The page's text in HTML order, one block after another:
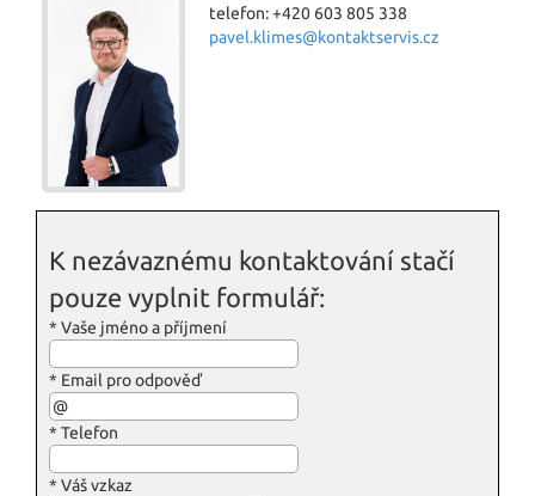
telefon: +420 603 805 338
pavel.klimes@kontaktservis.cz
K nezávaznému kontaktování stačí
pouze vyplnit formulář:
* Vaše jméno a příjmení
* Email pro odpověď
* Telefon
* Váš vzkaz